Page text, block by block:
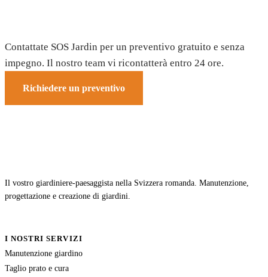
Contattate SOS Jardin per un preventivo gratuito e senza
impegno. Il nostro team vi ricontatterà entro 24 ore.
Richiedere un preventivo
Il vostro giardiniere-paesaggista nella Svizzera romanda. Manutenzione,
progettazione e creazione di giardini.
I NOSTRI SERVIZI
Manutenzione giardino
Taglio prato e cura